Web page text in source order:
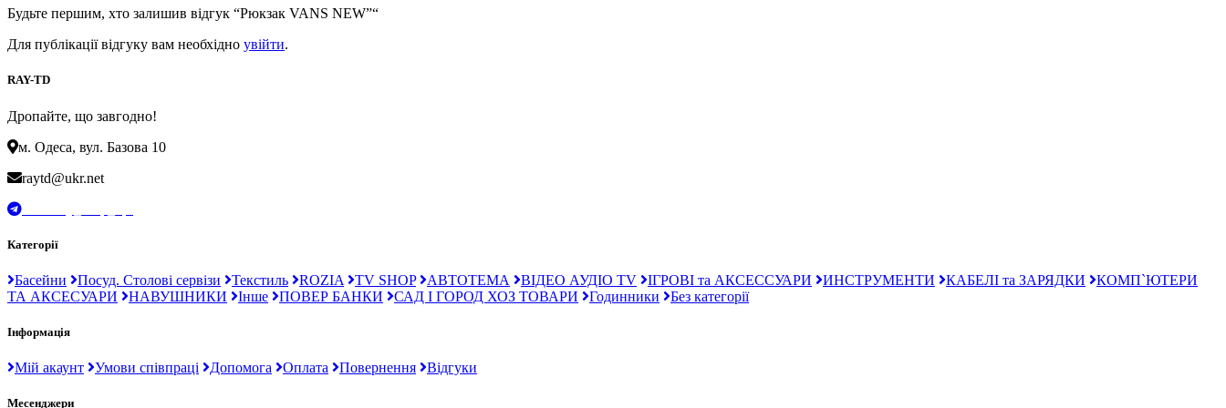
Будьте першим, хто залишив відгук “Рюкзак VANS NEW”“
Для публікації відгуку вам необхідно увійти.
RAY-TD
Дропайте, що завгодно!
м. Одеса, вул. Базова 10
raytd@ukr.net
Категорії
Басейни Посуд. Столові сервізи Текстиль ROZIA TV SHOP АВТОТЕМА ВІДЕО АУДІО TV ІГРОВІ та АКСЕССУАРИ ИНСТРУМЕНТИ КАБЕЛІ та ЗАРЯДКИ
КОМП`ЮТЕРИ
ТА АКСЕСУАРИ
НАВУШНИКИ Інше ПОВЕР БАНКИ САД І ГОРОД ХОЗ ТОВАРИ Годинники Без категорії
Інформація
Мій акаунт Умови співпраці Допомога Оплата Повернення Відгуки
Месенджери